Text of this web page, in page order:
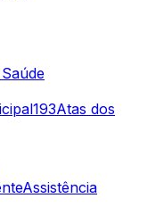
193Atas dos
Assistência